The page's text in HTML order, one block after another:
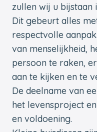
zullen wij u bijstaan
Dit gebeurt alles
respectvolle
van menselijkheid,
persoon te raken,
aan te kijken en te
De deelname van
het levensproject
en voldoening.